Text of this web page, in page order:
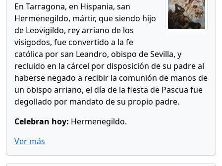
En Tarragona, en Hispania, san
Hermenegildo, mártir, que siendo hijo
de Leovigildo, rey arriano de los
visigodos, fue convertido a la fe
católica por san Leandro, obispo de Sevilla, y
recluido en la cárcel por disposición de su padre al
haberse negado a recibir la comunión de manos de
un obispo arriano, el día de la fiesta de Pascua fue
degollado por mandato de su propio padre.
Celebran hoy: Hermenegildo.
Ver más